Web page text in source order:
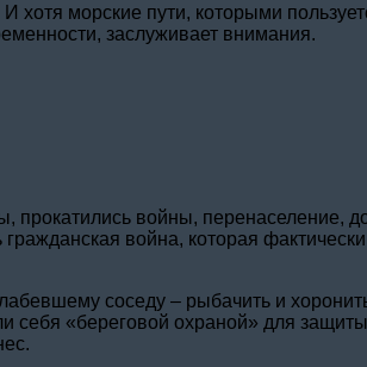
морские пути, которыми
заслуживает внимания.
войны, перенаселение,
война, которая
соседу – рыбачить и
себя «береговой охраной» для